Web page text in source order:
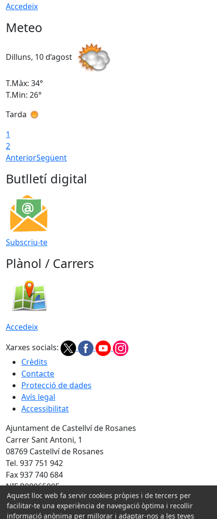
Accedeix
Meteo
Dilluns, 10 d’agost
T.Màx: 34°
T.Min: 26°
Tarda
1
2
AnteriorSegüent
Butlletí digital
Subscriu-te
Plànol / Carrers
Accedeix
Xarxes socials:
Crèdits
Contacte
Protecció de dades
Avís legal
Accessibilitat
Ajuntament de Castellví de Rosanes
Carrer Sant Antoni, 1
08769 Castellví de Rosanes
Tel. 937 751 942
Fax 937 740 684
NIF P0806500E
Amb la col·laboració de:
Aquest lloc web fa servir cookies pròpies i de tercers per
facilitar-te una experiència de navegació òptima i recollir
informació anònima per millorar i adaptar-nos a les teves